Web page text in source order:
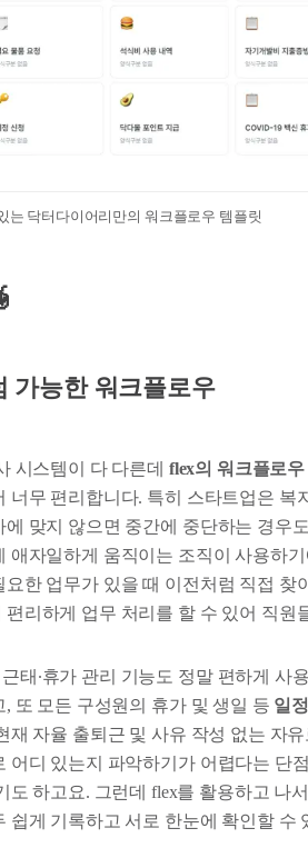
는 닥터다이어리만의 워크플로우 템플릿
가능한 워크플로우
시스템이 다 다른데 flex의 워크플로
너무 편리합니다. 특히 스타트업은 복
맞지 않으면 중간에 중단하는 경우
애자일하게 움직이는 조직이 사용하
한 업무가 있을 때 이전처럼 직접 찾
리하게 업무 처리를 할 수 있어 직원
태∙휴가 관리 기능도 정말 편하게 사
또 모든 구성원의 휴가 및 생일 등 일
재 자율 출퇴근 및 사유 작성 없는 자
어디 있는지 파악하기가 어렵다는 단
도 하고요. 그런데 flex를 활용하고 나
쉽게 기록하고 서로 한눈에 확인할 수